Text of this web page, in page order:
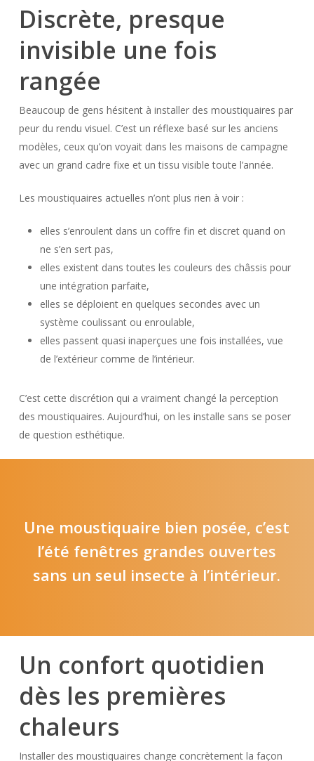
Discrète, presque
invisible une fois
rangée
Beaucoup de gens hésitent à installer des moustiquaires par
peur du rendu visuel. C’est un réflexe basé sur les anciens
modèles, ceux qu’on voyait dans les maisons de campagne
avec un grand cadre fixe et un tissu visible toute l’année.
Les moustiquaires actuelles n’ont plus rien à voir :
elles s’enroulent dans un coffre fin et discret quand on
ne s’en sert pas,
elles existent dans toutes les couleurs des châssis pour
une intégration parfaite,
elles se déploient en quelques secondes avec un
système coulissant ou enroulable,
elles passent quasi inaperçues une fois installées, vue
de l’extérieur comme de l’intérieur.
C’est cette discrétion qui a vraiment changé la perception
des moustiquaires. Aujourd’hui, on les installe sans se poser
de question esthétique.
Une moustiquaire bien posée, c’est
l’été fenêtres grandes ouvertes
sans un seul insecte à l’intérieur.
Un confort quotidien
dès les premières
chaleurs
Installer des moustiquaires change concrètement la façon